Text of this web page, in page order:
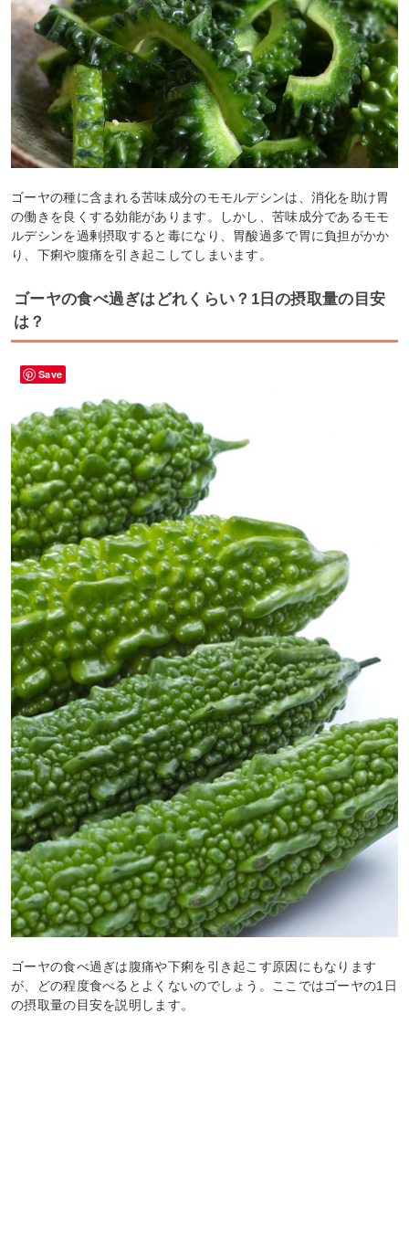
ゴーヤの種に含まれる苦味成分のモモルデシンは、消化を助け胃
の働きを良くする効能があります。しかし、苦味成分であるモモ
ルデシンを過剰摂取すると毒になり、胃酸過多で胃に負担がかか
り、下痢や腹痛を引き起こしてしまいます。
ゴーヤの食べ過ぎはどれくらい？1日の摂取量の目安
は？
ゴーヤの食べ過ぎは腹痛や下痢を引き起こす原因にもなります
が、どの程度食べるとよくないのでしょう。ここではゴーヤの1日
の摂取量の目安を説明します。
Save